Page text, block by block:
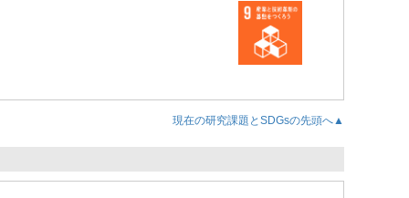
現在の研究課題とSDGsの先頭へ▲